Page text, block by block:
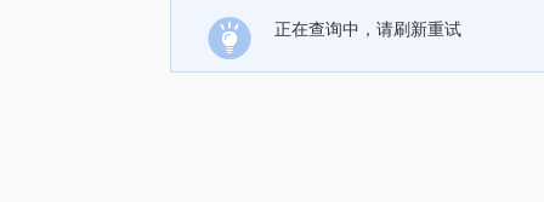
正在查询中，请刷新重试